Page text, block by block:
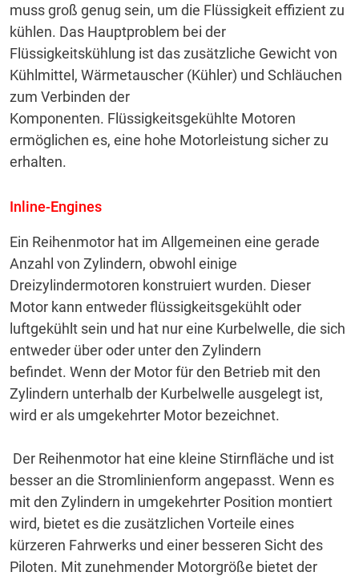
muss groß genug sein, um die Flüssigkeit effizient zu
kühlen. Das Hauptproblem bei der
Flüssigkeitskühlung ist das zusätzliche Gewicht von
Kühlmittel, Wärmetauscher (Kühler) und Schläuchen
zum Verbinden der
Komponenten. Flüssigkeitsgekühlte Motoren
ermöglichen es, eine hohe Motorleistung sicher zu
erhalten.
Inline-Engines
Ein Reihenmotor hat im Allgemeinen eine gerade
Anzahl von Zylindern, obwohl einige
Dreizylindermotoren konstruiert wurden. Dieser
Motor kann entweder flüssigkeitsgekühlt oder
luftgekühlt sein und hat nur eine Kurbelwelle, die sich
entweder über oder unter den Zylindern
befindet. Wenn der Motor für den Betrieb mit den
Zylindern unterhalb der Kurbelwelle ausgelegt ist,
wird er als umgekehrter Motor bezeichnet.
Der Reihenmotor hat eine kleine Stirnfläche und ist
besser an die Stromlinienform angepasst. Wenn es
mit den Zylindern in umgekehrter Position montiert
wird, bietet es die zusätzlichen Vorteile eines
kürzeren Fahrwerks und einer besseren Sicht des
Piloten. Mit zunehmender Motorgröße bietet der